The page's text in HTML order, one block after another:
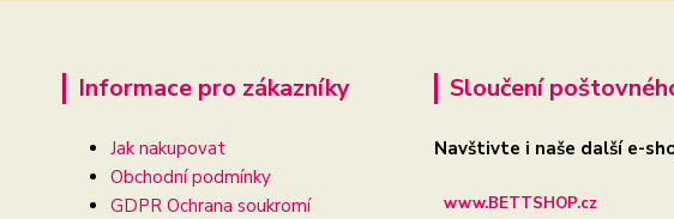
Informace pro zákazníky
Jak nakupovat
Obchodní podmínky
GDPR Ochrana soukromí
Sloučení
Navštivte i naše další e-
www.BETTSHOP.cz